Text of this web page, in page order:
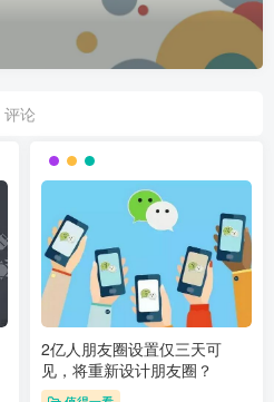
评论
2亿人朋友圈设置仅三天可
见，将重新设计朋友圈？